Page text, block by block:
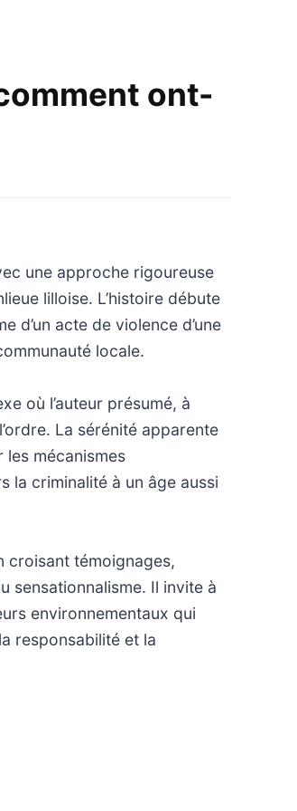
ont-
une approche rigoureuse
lilloise. L’histoire débute
d’un acte de violence d’une
locale.
où l’auteur présumé, à
La sérénité apparente
mécanismes
la criminalité à un âge aussi
croisant témoignages,
sensationnalisme. Il invite à
environnementaux qui
responsabilité et la